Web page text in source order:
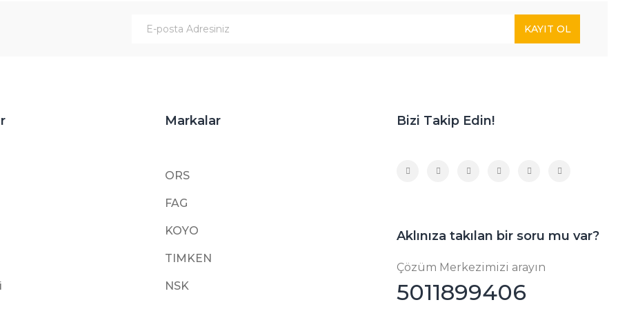
KAYIT OL
Markalar
ORS
FAG
KOYO
TIMKEN
NSK
Bizi Takip Edin!
Aklınıza takılan bir soru mu var?
Çözüm Merkezimizi arayın
5011899406